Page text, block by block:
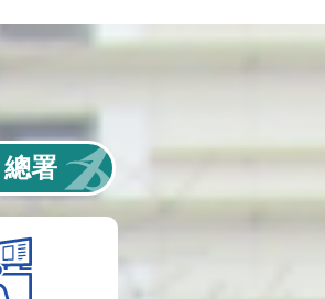
總署